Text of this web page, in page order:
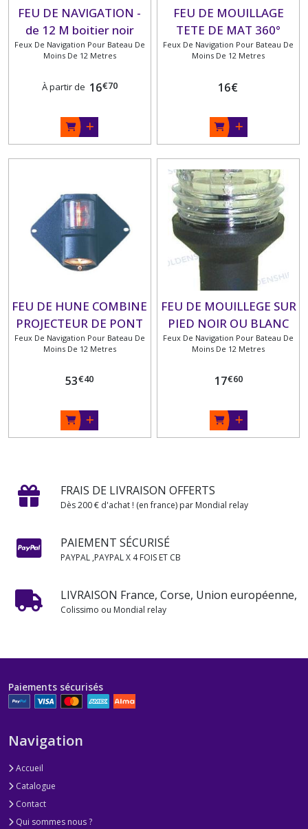
FEU DE NAVIGATION -
de 12 M boitier noir
Feux De Navigation Pour Bateau De
Moins De 12 Metres
À partir de 16€70
FEU DE MOUILLAGE
TETE DE MAT 360°
Feux De Navigation Pour Bateau De
Moins De 12 Metres
16€
FEU DE HUNE COMBINE
PROJECTEUR DE PONT
Feux De Navigation Pour Bateau De
Moins De 12 Metres
53€40
FEU DE MOUILLEGE SUR
PIED NOIR OU BLANC
Feux De Navigation Pour Bateau De
Moins De 12 Metres
17€60
FRAIS DE LIVRAISON OFFERTS
Dès 200 € d'achat ! (en france) par Mondial relay
PAIEMENT SÉCURISÉ
PAYPAL ,PAYPAL X 4 FOIS ET CB
LIVRAISON France, Corse, Union européenne,
Colissimo ou Mondial relay
Paiements sécurisés
Navigation
Accueil
Catalogue
Contact
Qui sommes nous ?